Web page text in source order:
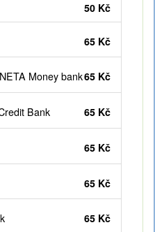
50 Kč
65 Kč
Money bank65 Kč
Bank 65 Kč
65 Kč
65 Kč
65 Kč